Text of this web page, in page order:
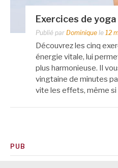
Exercices de
Publié par Dominique le 12
Découvrez les cinq
énergie vitale, lui
plus harmonieuse. Il
vingtaine de minutes
vite les effets, même
PUB